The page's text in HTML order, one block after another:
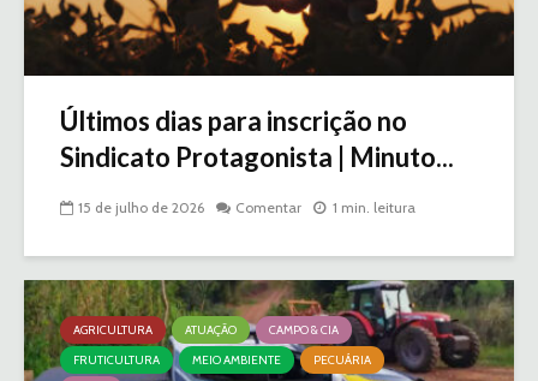
Últimos dias para inscrição no
Sindicato Protagonista | Minuto...
15 de julho de 2026 Comentar 1 min. leitura
AGRICULTURA ATUAÇÃO
CAMPO & CIA
FRUTICULTURA
MEIO AMBIENTE
PECUÁRIA